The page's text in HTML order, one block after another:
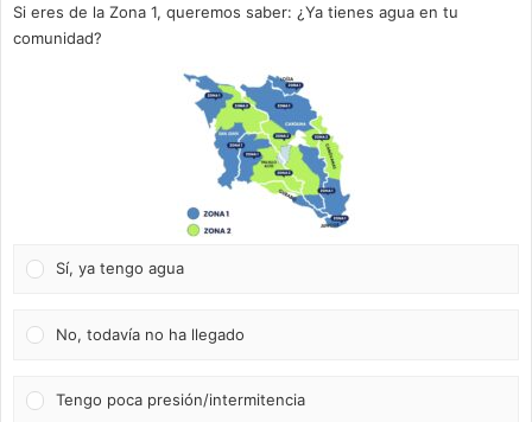
Si eres de la Zona 1, queremos saber: ¿Ya tienes agua en tu
comunidad?
Sí, ya tengo agua
No, todavía no ha llegado
Tengo poca presión/intermitencia